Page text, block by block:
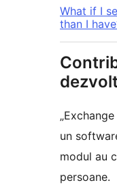
What if I
than I
un
modul au
persoane.